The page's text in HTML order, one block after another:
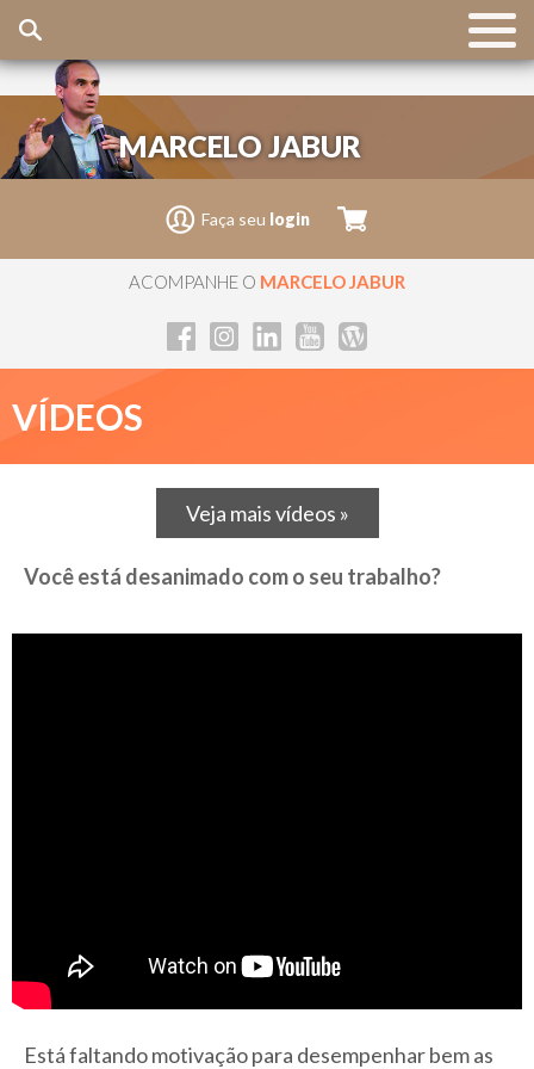
ACOMPANHE O MARCELO JABUR
MARCELO JABUR
Faça seu login
VÍDEOS
Veja mais vídeos »
Você está desanimado com o seu trabalho?
Está faltando motivação para desempenhar bem as